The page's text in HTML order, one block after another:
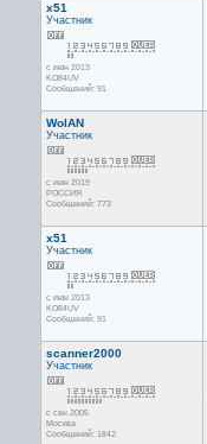
x51
Участник
с июн 2013
KO84UV
Сообщений: 91
WolAN
Участник
с июн 2019
РОССИЯ
Сообщений: 773
x51
Участник
с июн 2013
KO84UV
Сообщений: 91
scanner2000
Участник
с сен 2005
Москва
Сообщений: 1842